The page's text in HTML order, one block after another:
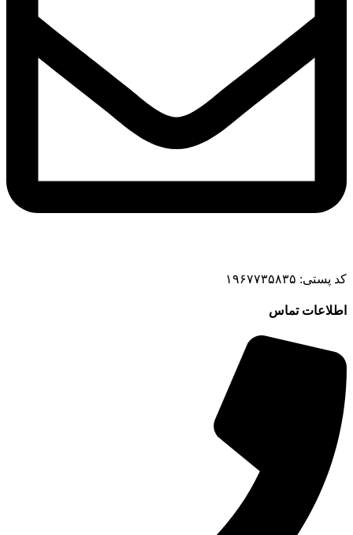
کد پستی: ۱۹۶۷۷۳۵۸۳۵
اطلاعات تماس